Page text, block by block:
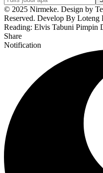
© 2025 Nirmeke. Design by
Reserved. Develop By Loteng
Reading: Elvis Tabuni Pimpin
Share
Notification